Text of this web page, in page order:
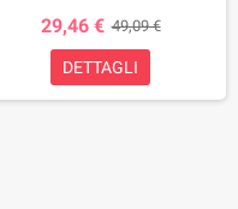
29,46 € 49,09 €
DETTAGLI